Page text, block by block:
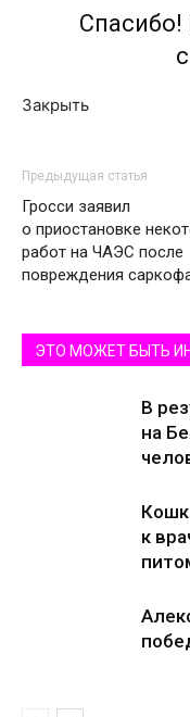
Закрыть
Предыдущая статья
Гросси заявил
о приостановке
работ на ЧАЭС после
повреждения
ЭТО МОЖЕТ БЫТЬ
В
на
к